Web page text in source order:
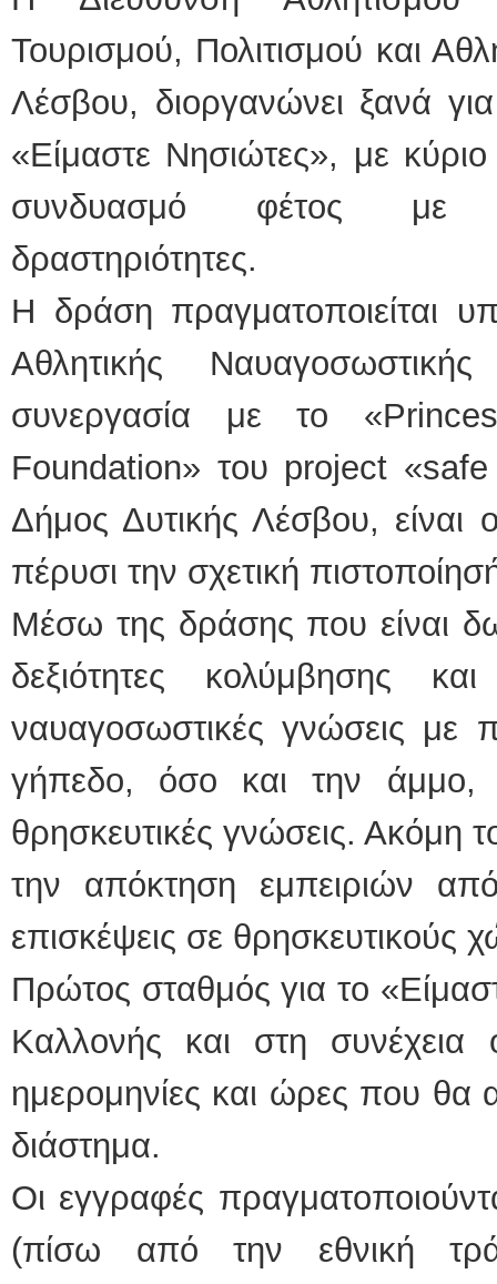
Τουρισμού, Πολιτισμού και
Λέσβου, διοργανώνει ξανά
«Είμαστε Νησιώτες», με κύριο
συνδυασμό φέτος με
δραστηριότητες.
Η δράση πραγματοποιείται
Αθλητικής
συνεργασία με το
Foundation» του project
Δήμος Δυτικής Λέσβου,
πέρυσι την σχετική
Μέσω της δράσης που είναι
δεξιότητες κολύμβησης
ναυαγοσωστικές γνώσεις με
γήπεδο, όσο και την άμμο,
θρησκευτικές γνώσεις. Ακόμη
την απόκτηση εμπειριών
επισκέψεις σε θρησκευτικούς
Πρώτος σταθμός για το
Καλλονής και στη συνέχεια
ημερομηνίες και ώρες που θα
διάστημα.
Οι εγγραφές
(πίσω από την εθνική